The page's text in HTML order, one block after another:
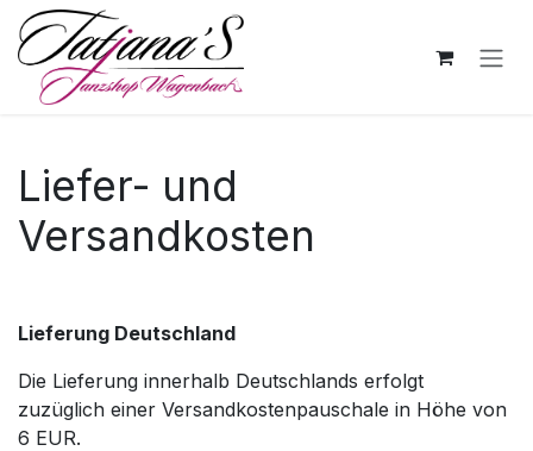
Skip to Content
Liefer- und
Versandkosten
Lieferung Deutschland
Die Lieferung innerhalb Deutschlands erfolgt
zuzüglich einer Versandkostenpauschale in Höhe von
6 EUR.